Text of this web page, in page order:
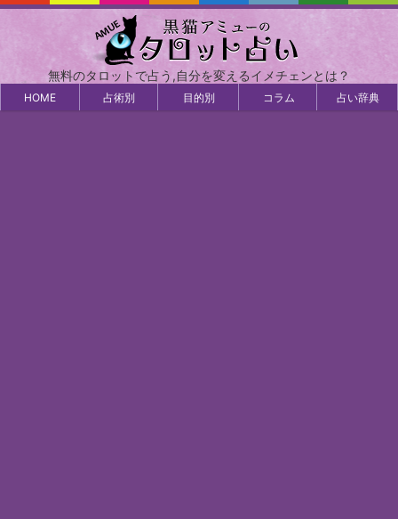
無料のタロットで占う,自分を変えるイメチェンとは？
HOME 占術別 目的別 コラム 占い辞典